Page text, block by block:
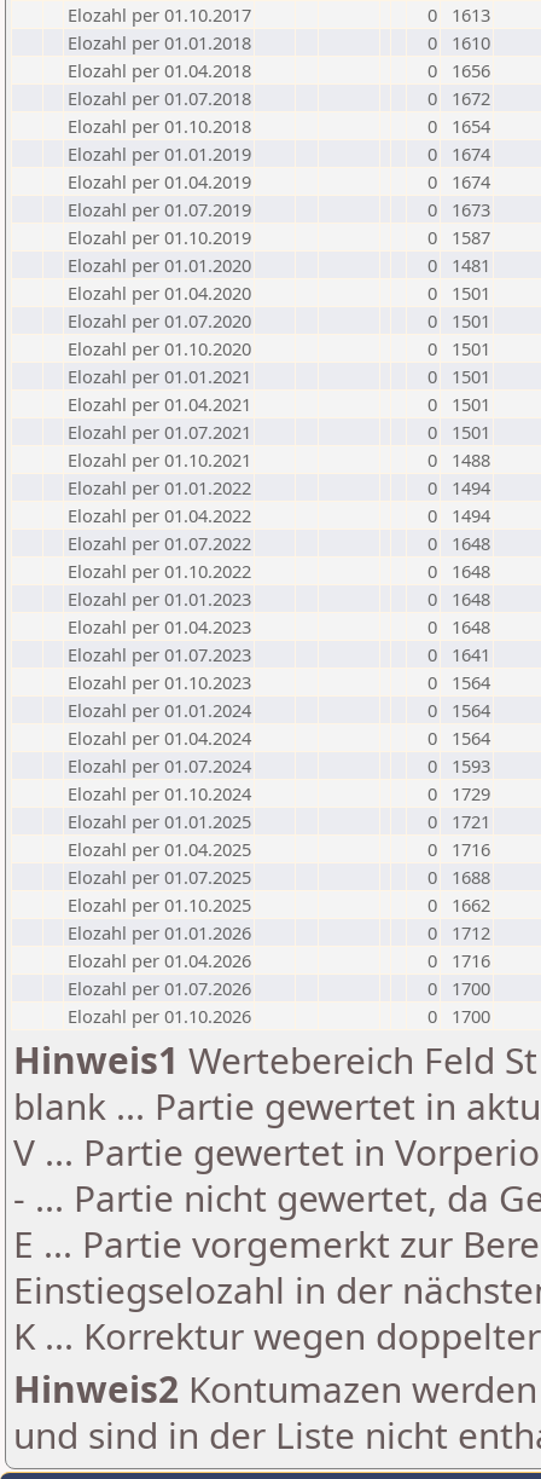
Elozahl per 01.10.2017
0
1613
Elozahl per 01.01.2018
0
1610
Elozahl per 01.04.2018
0
1656
Elozahl per 01.07.2018
0
1672
Elozahl per 01.10.2018
0
1654
Elozahl per 01.01.2019
0
1674
Elozahl per 01.04.2019
0
1674
Elozahl per 01.07.2019
0
1673
Elozahl per 01.10.2019
0
1587
Elozahl per 01.01.2020
0
1481
Elozahl per 01.04.2020
0
1501
Elozahl per 01.07.2020
0
1501
Elozahl per 01.10.2020
0
1501
Elozahl per 01.01.2021
0
1501
Elozahl per 01.04.2021
0
1501
Elozahl per 01.07.2021
0
1501
Elozahl per 01.10.2021
0
1488
Elozahl per 01.01.2022
0
1494
Elozahl per 01.04.2022
0
1494
Elozahl per 01.07.2022
0
1648
Elozahl per 01.10.2022
0
1648
Elozahl per 01.01.2023
0
1648
Elozahl per 01.04.2023
0
1648
Elozahl per 01.07.2023
0
1641
Elozahl per 01.10.2023
0
1564
Elozahl per 01.01.2024
0
1564
Elozahl per 01.04.2024
0
1564
Elozahl per 01.07.2024
0
1593
Elozahl per 01.10.2024
0
1729
Elozahl per 01.01.2025
0
1721
Elozahl per 01.04.2025
0
1716
Elozahl per 01.07.2025
0
1688
Elozahl per 01.10.2025
0
1662
Elozahl per 01.01.2026
0
1712
Elozahl per 01.04.2026
0
1716
Elozahl per 01.07.2026
0
1700
Elozahl per 01.10.2026
0 1700
Hinweis1 Wertebereich Feld
blank ... Partie gewertet in
V ... Partie gewertet in
- ... Partie nicht gewertet, da
E ... Partie vorgemerkt zur
Einstiegselozahl in der
K ... Korrektur wegen
Hinweis2 Kontumazen
und sind in der Liste nicht